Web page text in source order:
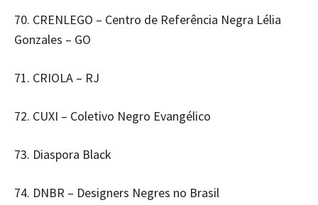
70. CRENLEGO – Centro de Referência Negra Lélia
Gonzales – GO
71. CRIOLA – RJ
72. CUXI – Coletivo Negro Evangélico
73. Diaspora Black
74. DNBR – Designers Negres no Brasil